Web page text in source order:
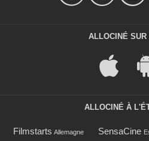
ALLOCINÉ
ALLOCINÉ À
Filmstarts Allemagne SensaCine